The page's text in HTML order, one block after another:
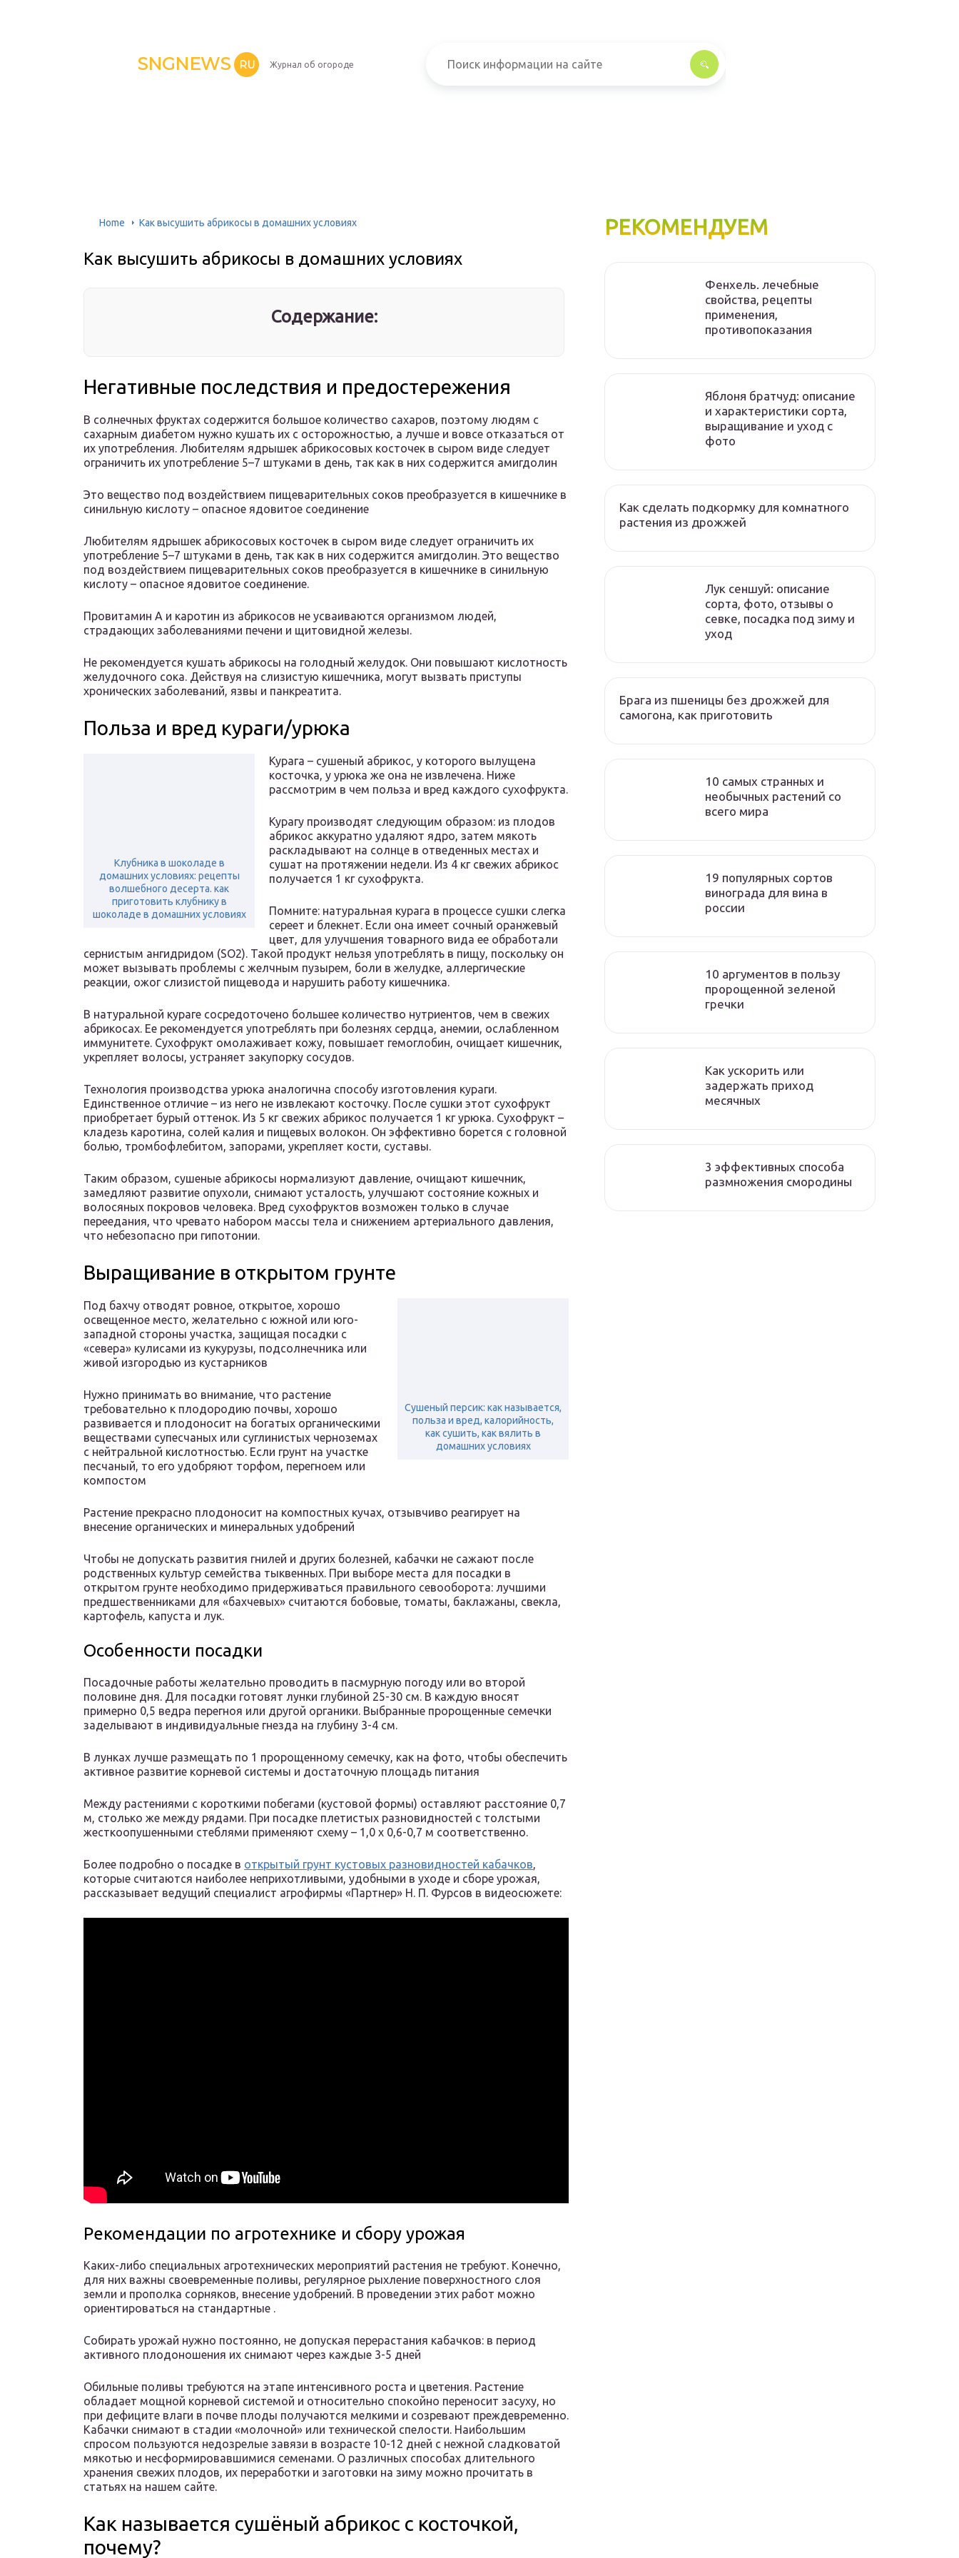
SNGNEWS RU Журнал об огороде
Home Как высушить абрикосы в домашних условиях
Как высушить абрикосы в домашних условиях
Содержание:
Негативные последствия и предостережения
В солнечных фруктах содержится большое количество сахаров, поэтому людям с
сахарным диабетом нужно кушать их с осторожностью, а лучше и вовсе отказаться от
их употребления. Любителям ядрышек абрикосовых косточек в сыром виде следует
ограничить их употребление 5–7 штуками в день, так как в них содержится амигдолин
Это вещество под воздействием пищеварительных соков преобразуется в кишечнике в
синильную кислоту – опасное ядовитое соединение
Любителям ядрышек абрикосовых косточек в сыром виде следует ограничить их
употребление 5–7 штуками в день, так как в них содержится амигдолин. Это вещество
под воздействием пищеварительных соков преобразуется в кишечнике в синильную
кислоту – опасное ядовитое соединение.
Провитамин А и каротин из абрикосов не усваиваются организмом людей,
страдающих заболеваниями печени и щитовидной железы.
Не рекомендуется кушать абрикосы на голодный желудок. Они повышают кислотность
желудочного сока. Действуя на слизистую кишечника, могут вызвать приступы
хронических заболеваний, язвы и панкреатита.
Польза и вред кураги/урюка
Клубника в шоколаде в
домашних условиях: рецепты
волшебного десерта. как
приготовить клубнику в
шоколаде в домашних условиях
Курага – сушеный абрикос, у которого вылущена
косточка, у урюка же она не извлечена. Ниже
рассмотрим в чем польза и вред каждого сухофрукта.
Курагу производят следующим образом: из плодов
абрикос аккуратно удаляют ядро, затем мякоть
раскладывают на солнце в отведенных местах и
сушат на протяжении недели. Из 4 кг свежих абрикос
получается 1 кг сухофрукта.
Помните: натуральная курага в процессе сушки слегка
сереет и блекнет. Если она имеет сочный оранжевый
цвет, для улучшения товарного вида ее обработали
сернистым ангидридом (SО2). Такой продукт нельзя употреблять в пищу, поскольку он
может вызывать проблемы с желчным пузырем, боли в желудке, аллергические
реакции, ожог слизистой пищевода и нарушить работу кишечника.
В натуральной кураге сосредоточено большее количество нутриентов, чем в свежих
абрикосах. Ее рекомендуется употреблять при болезнях сердца, анемии, ослабленном
иммунитете. Сухофрукт омолаживает кожу, повышает гемоглобин, очищает кишечник,
укрепляет волосы, устраняет закупорку сосудов.
Технология производства урюка аналогична способу изготовления кураги.
Единственное отличие – из него не извлекают косточку. После сушки этот сухофрукт
приобретает бурый оттенок. Из 5 кг свежих абрикос получается 1 кг урюка. Сухофрукт –
кладезь каротина, солей калия и пищевых волокон. Он эффективно борется с головной
болью, тромбофлебитом, запорами, укрепляет кости, суставы.
Таким образом, сушеные абрикосы нормализуют давление, очищают кишечник,
замедляют развитие опухоли, снимают усталость, улучшают состояние кожных и
волосяных покровов человека. Вред сухофруктов возможен только в случае
переедания, что чревато набором массы тела и снижением артериального давления,
что небезопасно при гипотонии.
Выращивание в открытом грунте
Сушеный персик: как называется,
польза и вред, калорийность,
как сушить, как вялить в
домашних условиях
Под бахчу отводят ровное, открытое, хорошо
освещенное место, желательно с южной или юго-
западной стороны участка, защищая посадки с
«севера» кулисами из кукурузы, подсолнечника или
живой изгородью из кустарников
Нужно принимать во внимание, что растение
требовательно к плодородию почвы, хорошо
развивается и плодоносит на богатых органическими
веществами супесчаных или суглинистых черноземах
с нейтральной кислотностью. Если грунт на участке
песчаный, то его удобряют торфом, перегноем или
компостом
Растение прекрасно плодоносит на компостных кучах, отзывчиво реагирует на
внесение органических и минеральных удобрений
Чтобы не допускать развития гнилей и других болезней, кабачки не сажают после
родственных культур семейства тыквенных. При выборе места для посадки в
открытом грунте необходимо придерживаться правильного севооборота: лучшими
предшественниками для «бахчевых» считаются бобовые, томаты, баклажаны, свекла,
картофель, капуста и лук.
Особенности посадки
Посадочные работы желательно проводить в пасмурную погоду или во второй
половине дня. Для посадки готовят лунки глубиной 25-30 см. В каждую вносят
примерно 0,5 ведра перегноя или другой органики. Выбранные пророщенные семечки
заделывают в индивидуальные гнезда на глубину 3-4 см.
В лунках лучше размещать по 1 пророщенному семечку, как на фото, чтобы обеспечить
активное развитие корневой системы и достаточную площадь питания
Между растениями с короткими побегами (кустовой формы) оставляют расстояние 0,7
м, столько же между рядами. При посадке плетистых разновидностей с толстыми
жесткоопушенными стеблями применяют схему – 1,0 х 0,6-0,7 м соответственно.
Более подробно о посадке в открытый грунт кустовых разновидностей кабачков,
которые считаются наиболее неприхотливыми, удобными в уходе и сборе урожая,
рассказывает ведущий специалист агрофирмы «Партнер» Н. П. Фурсов в видеосюжете:
Рекомендации по агротехнике и сбору урожая
Каких-либо специальных агротехнических мероприятий растения не требуют. Конечно,
для них важны своевременные поливы, регулярное рыхление поверхностного слоя
земли и прополка сорняков, внесение удобрений. В проведении этих работ можно
ориентироваться на стандартные .
Собирать урожай нужно постоянно, не допуская перерастания кабачков: в период
активного плодоношения их снимают через каждые 3-5 дней
Обильные поливы требуются на этапе интенсивного роста и цветения. Растение
обладает мощной корневой системой и относительно спокойно переносит засуху, но
при дефиците влаги в почве плоды получаются мелкими и созревают преждевременно.
Кабачки снимают в стадии «молочной» или технической спелости. Наибольшим
спросом пользуются недозрелые завязи в возрасте 10-12 дней с нежной сладковатой
мякотью и несформировавшимися семенами. О различных способах длительного
хранения свежих плодов, их переработки и заготовки на зиму можно прочитать в
статьях на нашем сайте.
Как называется сушёный абрикос с косточкой,
почему?
РЕКОМЕНДУЕМ
Фенхель. лечебные
свойства, рецепты
применения,
противопоказания
Яблоня братчуд: описание
и характеристики сорта,
выращивание и уход с
фото
Как сделать подкормку для комнатного
растения из дрожжей
Лук сеншуй: описание
сорта, фото, отзывы о
севке, посадка под зиму и
уход
Брага из пшеницы без дрожжей для
самогона, как приготовить
10 самых странных и
необычных растений со
всего мира
19 популярных сортов
винограда для вина в
россии
10 аргументов в пользу
пророщенной зеленой
гречки
Как ускорить или
задержать приход
месячных
3 эффективных способа
размножения смородины